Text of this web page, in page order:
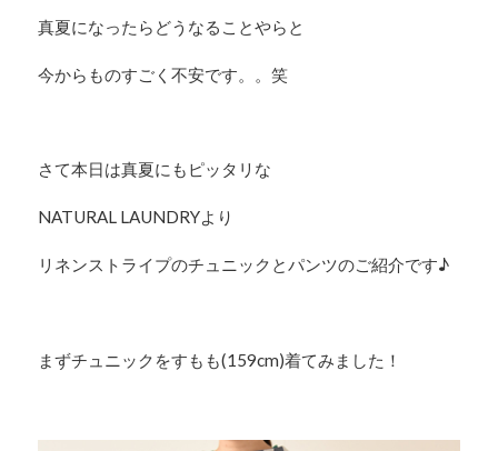
真夏になったらどうなることやらと
今からものすごく不安です。。笑
さて本日は真夏にもピッタリな
NATURAL LAUNDRYより
リネンストライプのチュニックとパンツのご紹介です♪
まずチュニックをすもも(159cm)着てみました！